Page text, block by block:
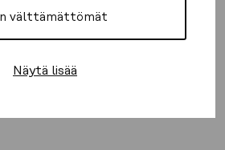
välttämättömät
Näytä lisää